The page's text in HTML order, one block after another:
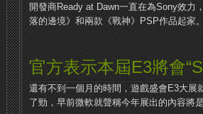
開發商Ready at Dawn一直在為Sony效力
落的邊境》和兩款《戰神》PSP作品起家
官方表示本屆E3將會
還有不到一個月的時間，遊戲盛會E3大展
了勁，早前微軟就聲稱今年展出的內容將